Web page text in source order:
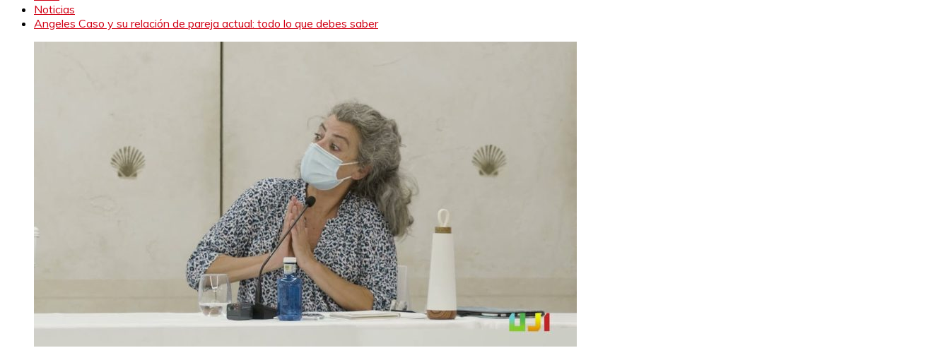
Noticias
Angeles Caso y su relación de pareja actual: todo lo que debes saber